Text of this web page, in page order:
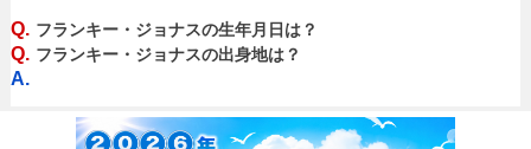
Q. フランキー・ジョナスの生年月日は？
Q. フランキー・ジョナスの出身地は？
A.